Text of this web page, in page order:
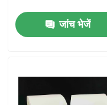
वीडियो
जांच भेजें